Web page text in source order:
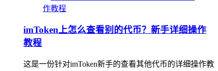
imToken上怎么查看别的代币？新手详细操作
教程
这是一份针对imToken新手的查看其他代币的详细操作教